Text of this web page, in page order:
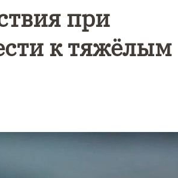
при
к тяжёлым